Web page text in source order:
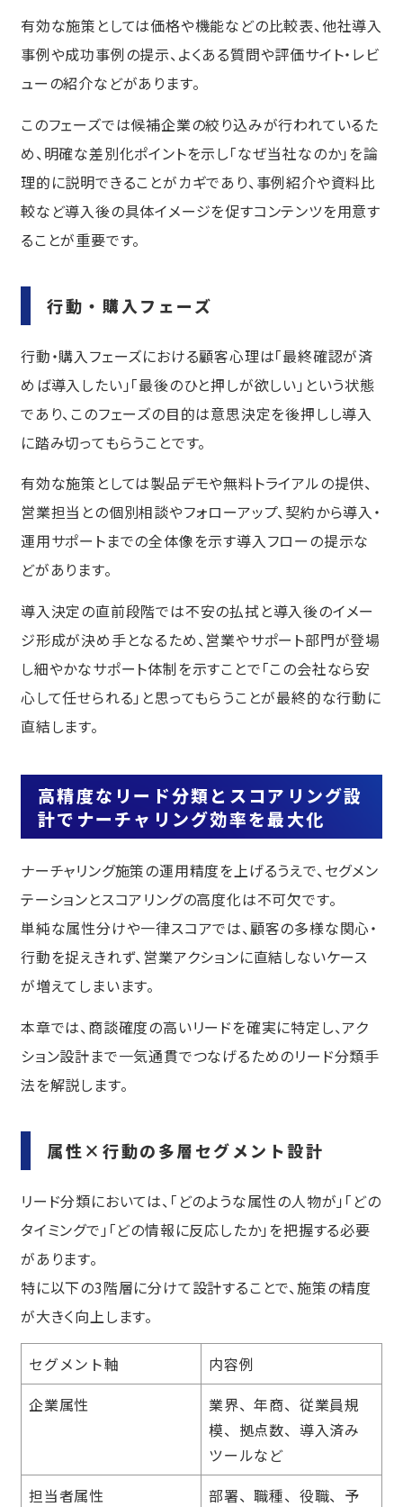
有効な施策としては価格や機能などの比較表、他社導入
事例や成功事例の提示、よくある質問や評価サイト・レビ
ューの紹介などがあります。
このフェーズでは候補企業の絞り込みが行われているた
め、明確な差別化ポイントを示し「なぜ当社なのか」を論
理的に説明できることがカギであり、事例紹介や資料比
較など導入後の具体イメージを促すコンテンツを用意す
ることが重要です。
行動・購入フェーズ
行動・購入フェーズにおける顧客心理は「最終確認が済
めば導入したい」「最後のひと押しが欲しい」という状態
であり、このフェーズの目的は意思決定を後押しし導入
に踏み切ってもらうことです。
有効な施策としては製品デモや無料トライアルの提供、
営業担当との個別相談やフォローアップ、契約から導入・
運用サポートまでの全体像を示す導入フローの提示な
どがあります。
導入決定の直前段階では不安の払拭と導入後のイメー
ジ形成が決め手となるため、営業やサポート部門が登場
し細やかなサポート体制を示すことで「この会社なら安
心して任せられる」と思ってもらうことが最終的な行動に
直結します。
高精度なリード分類とスコアリング設
計でナーチャリング効率を最大化
ナーチャリング施策の運用精度を上げるうえで、セグメン
テーションとスコアリングの高度化は不可欠です。
単純な属性分けや一律スコアでは、顧客の多様な関心・
行動を捉えきれず、営業アクションに直結しないケース
が増えてしまいます。
本章では、商談確度の高いリードを確実に特定し、アク
ション設計まで一気通貫でつなげるためのリード分類手
法を解説します。
属性×行動の多層セグメント設計
リード分類においては、「どのような属性の人物が」「どの
タイミングで」「どの情報に反応したか」を把握する必要
があります。
特に以下の3階層に分けて設計することで、施策の精度
が大きく向上します。
セグメント軸
内容例
企業属性
業界、年商、従業員規
模、拠点数、導入済み
ツールなど
担当者属性
部署、職種、役職、予